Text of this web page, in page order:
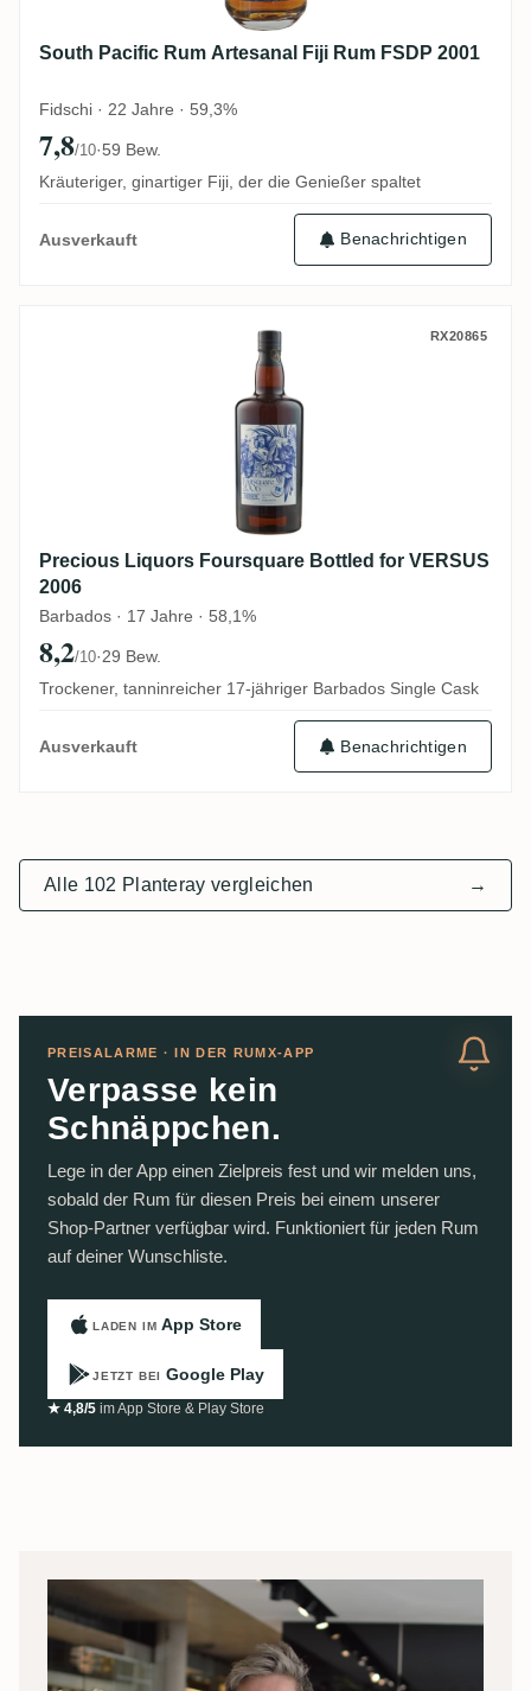
South Pacific Rum Artesanal Fiji Rum FSDP 2001
Fidschi · 22 Jahre · 59,3%
7,8/10·59 Bew.
Kräuteriger, ginartiger Fiji, der die Genießer spaltet
Ausverkauft Benachrichtigen
Precious Liquors Foursquare Bottled for
RX20865
Precious Liquors Foursquare Bottled for VERSUS
2006
Barbados · 17 Jahre · 58,1%
8,2/10·29 Bew.
Trockener, tanninreicher 17-jähriger Barbados Single Cask
Ausverkauft Benachrichtigen
Alle 102 Planteray vergleichen →
PREISALARME · IN DER RUMX-APP
Verpasse kein
Schnäppchen.
Lege in der App einen Zielpreis fest und wir melden uns,
sobald der Rum für diesen Preis bei einem unserer
Shop-Partner verfügbar wird. Funktioniert für jeden Rum
auf deiner Wunschliste.
LADEN IM App Store
JETZT BEI Google Play
★ 4,8/5 im App Store & Play Store